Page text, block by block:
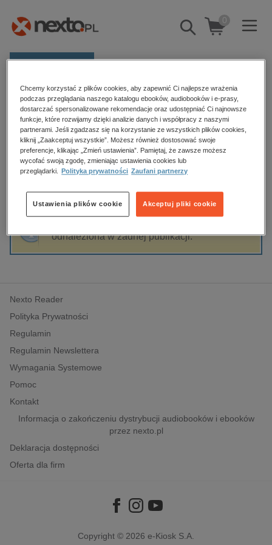
Pokaż/schowaj
wyszukiwarkę
0
Kategorie
Zobacz wszystkie E-prasa
budownictwo, aranżacja wnętrz
biznesowe, branżowe, gospodarka
dzienniki
edukacja
hobby, sport, rozrywka
komputery, internet, technologie, informatyka
polityka, społeczno-informacyjne
psychologiczne
inne
popularno-naukowe
historia
Strona główna Amanda Dziubińska
Amanda Dziubińska
Sortowanie Filtrowanie
odnaleziona w żadnej publikacji.
Nexto Reader
Polityka Prywatności
Regulamin
Regulamin Newslettera
Wymagania Systemowe
Pomoc
Kontakt
Informacja o zakończeniu dystrybucji audiobooków i ebooków
przez nexto.pl
Deklaracja dostępności
Oferta dla firm
Copyright © 2026 e-Kiosk S.A.
Chcemy korzystać z plików cookies, aby zapewnić Ci najlepsze wrażenia
podczas przeglądania naszego katalogu ebooków, audiobooków i e-prasy,
dostarczać spersonalizowane rekomendacje oraz udostępniać Ci najnowsze
funkcje, które rozwijamy dzięki analizie danych i współpracy z naszymi
partnerami. Jeśli zgadzasz się na korzystanie ze wszystkich plików cookies,
kliknij „Zaakceptuj wszystkie”. Możesz również dostosować swoje
preferencje, klikając „Zmień ustawienia”. Pamiętaj, że zawsze możesz
wycofać swoją zgodę, zmieniając ustawienia cookies lub
przeglądarki.
Polityka prywatności Zaufani partnerzy
Akceptuj pliki cookie
Ustawienia plików cookie